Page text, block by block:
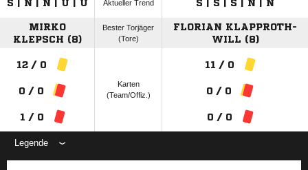
S | N | N | U | U Aktueller Trend S | S | S | N | N
MIRKO
KLEPSCH (8)
Bester Torjäger
(Tore)
FLORIAN KLAPPROTH-
WILL (8)
12 / 0
0 / 0
1 / 0
Karten
(Team/Offiz.)
11 / 0
0 / 0
0 / 0
Legende
ANZEIGE